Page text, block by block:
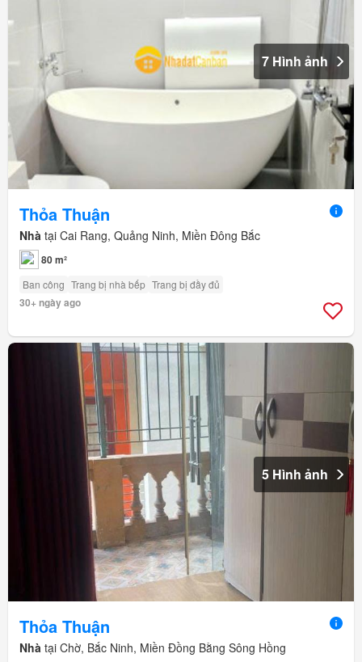
7 Hình ảnh
Thỏa Thuận
Nhà tại Cai Rang, Quảng Ninh, Miền Đông Bắc
80 m²
Ban công Trang bị nhà bếp Trang bị đầy đủ
30+ ngày ago
5 Hình ảnh
Thỏa Thuận
Nhà tại Chờ, Bắc Ninh, Miền Đồng Bằng Sông Hồng